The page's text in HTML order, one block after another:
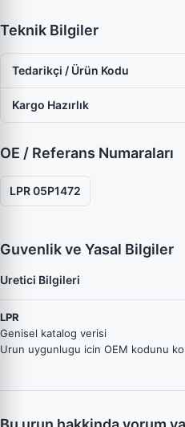
Teknik Bilgiler
Tedarikçi / Ürün Kodu
Kargo Hazırlık
OE / Referans Numaraları
LPR 05P1472
Guvenlik ve Yasal Bilgiler
Uretici Bilgileri
LPR
Genisel katalog verisi
Urun uygunlugu icin OEM kodunu